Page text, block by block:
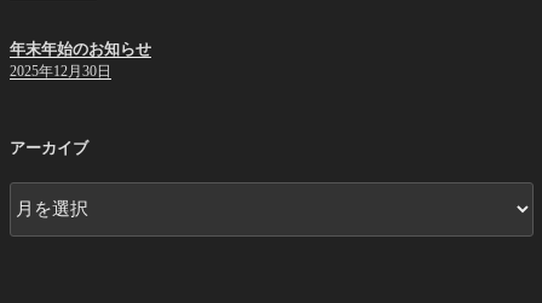
年末年始のお知らせ
2025年12月30日
アーカイブ
ア